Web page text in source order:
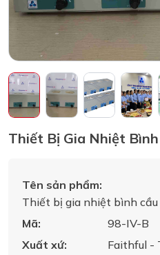
Thiết Bị Gia Nhiệt
Tên sản phẩm:
Thiết bị gia nhiệt bình
Mã:
98-IV-B
Xuất xứ:
Faithful -